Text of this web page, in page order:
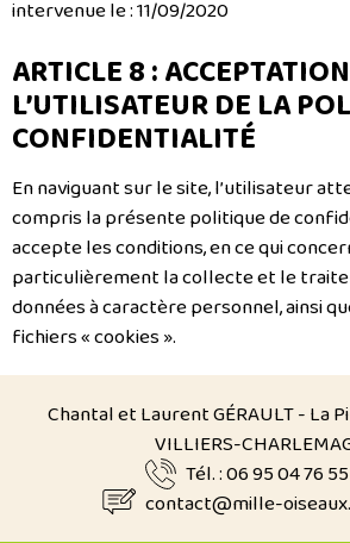
intervenue le : 11/09/2020
ARTICLE 8 :
L’UTILISATEUR DE LA
CONFIDENTIALITÉ
En naviguant sur le site, l’utilisateur
compris la présente politique de
accepte les conditions, en ce qui
particulièrement la collecte et le
données à caractère personnel, ainsi
fichiers « cookies ».
Chantal et Laurent GÉRAULT - La
VILLIERS-
Tél. : 06 95 04 76 55
contact@mille-